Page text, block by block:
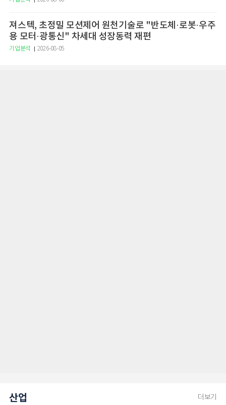
져스텍, 초정밀 모션제어 원천기술로 "반도체·로봇·우주
용 모터·광통신" 차세대 성장동력 재편
기업분석 2026-08-05
산업 더보기